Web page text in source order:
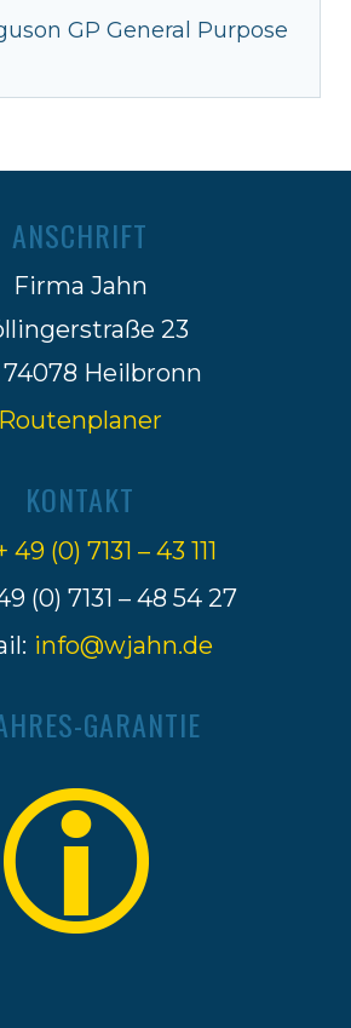
GP General Purpose
ANSCHRIFT
Firma Jahn
23
74078 Heilbronn
Routenplaner
KONTAKT
49 (0) 7131 – 43 111
(0) 7131 – 48 54 27
info@wjahn.de
GARANTIE